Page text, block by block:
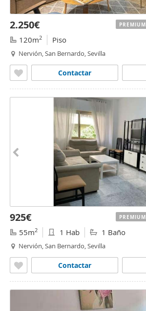
2.250€
120m2 Piso
Nervión, San Bernardo, Sevilla
Contactar
PREMIUM
925€
55m2 1 Hab 1 Baño
Nervión, San Bernardo, Sevilla
Contactar
PREMIUM